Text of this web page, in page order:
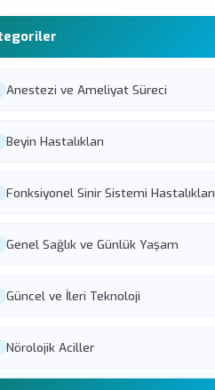
Anestezi ve Ameliyat Süreci
Beyin Hastalıkları
Fonksiyonel Sinir Sistemi Hastalıkları
Genel Sağlık ve Günlük Yaşam
Güncel ve İleri Teknoloji
Nörolojik Aciller